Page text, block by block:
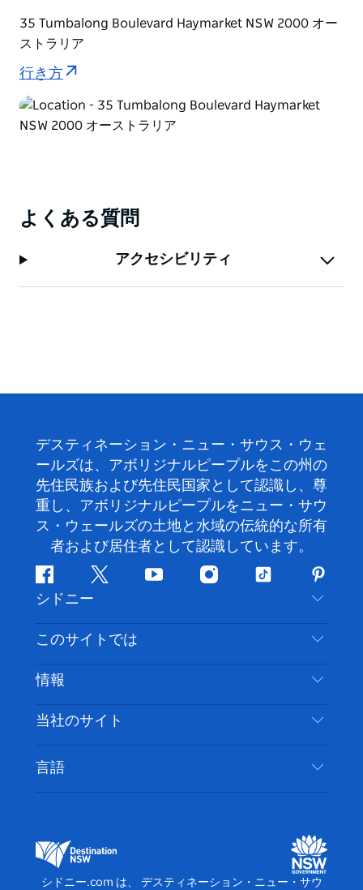
ホームウェアショップ、スパ、ビューティーサロン、美
容院、生活必需品店などが揃っています。
35 Tumbalong Boulevard Haymarket NSW 2000 オー
ストラリア
行き方
よくある質問
アクセシビリティ
デスティネーション・ニュー・サウス・ウェ
ールズは、アボリジナルピープルをこの州の
先住民族および先住民国家として認識し、尊
重し、アボリジナルピープルをニュー・サウ
ス・ウェールズの土地と水域の伝統的な所有
者および居住者として認識しています。
フ
ェ
イ
ス
ブ
ッ
ク
ツ
ッ
タ
ー
ユ
チ
ー
イ
ス
グ
ム
テ
ッ
ト
ク
ピ
ン
タ
レ
ス
ト
シドニー
お問い合わせ
免責事項
クッキーに関する通知
このサイトでは
目的地
やるべきこと
イベント
宿泊施設
情報
旅行情報
アクセシブルシドニー
ビジネスを登録する
当社のサイト
デスティネーション・ニュー・サウス・ウェール
ズメディアセンター
言語
シドニー.com は、 デスティネーション・ニュー・サウ